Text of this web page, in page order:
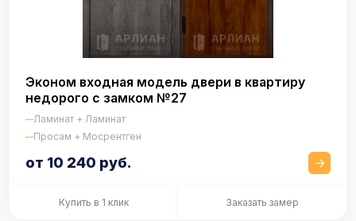
Эконом входная модель двери в квартиру
недорого с замком №27
Ламинат + Ламинат
Просам + Мосрентген
от 10 240 руб.
Купить в 1 клик Заказать замер